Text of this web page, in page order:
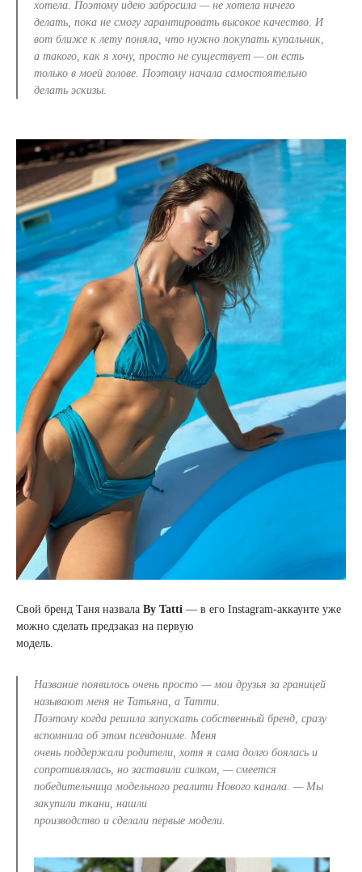
хотела. Поэтому идею забросила — не хотела ничего
делать, пока не смогу гарантировать высокое качество. И
вот ближе к лету поняла, что нужно покупать купальник,
а такого, как я хочу, просто не существует — он есть
только в моей голове. Поэтому начала самостоятельно
делать эскизы.
Свой бренд Таня назвала By Tatti — в его Instagram-аккаунте уже
можно сделать предзаказ на первую
модель.
Название появилось очень просто — мои друзья за границей
называют меня не Татьяна, а Татти.
Поэтому когда решила запускать собственный бренд, сразу
вспомнила об этом псевдониме. Меня
очень поддержали родители, хотя я сама долго боялась и
сопротивлялась, но заставили силком, — смеется
победительница модельного реалити Нового канала. — Мы
закупили ткани, нашли
производство и сделали первые модели.